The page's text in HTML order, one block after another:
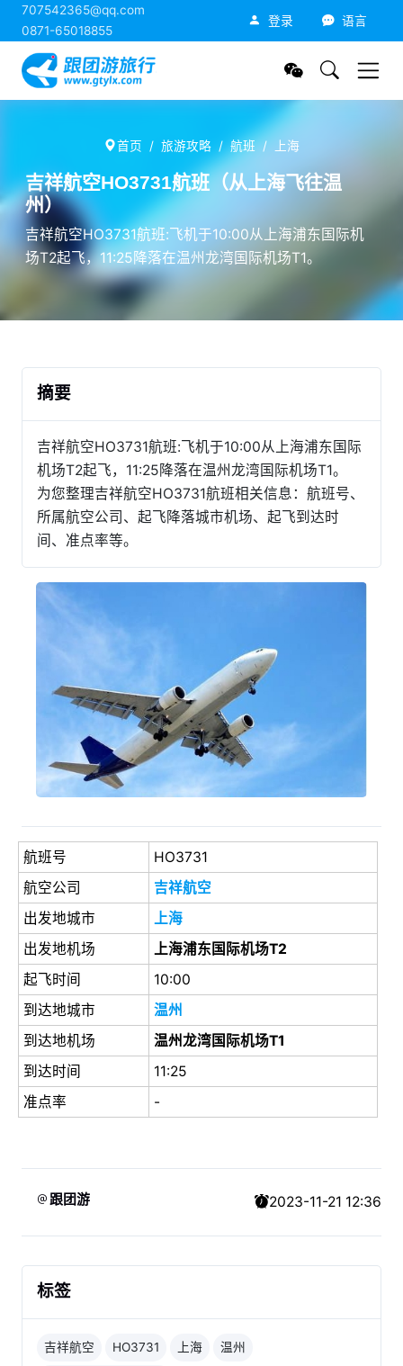
707542365@qq.com
0871-65018855
登录 语言
首页 旅游攻略 航班 上海
吉祥航空HO3731航班（从上海飞往温
州）
吉祥航空HO3731航班:飞机于10:00从上海浦东国际机
场T2起飞，11:25降落在温州龙湾国际机场T1。
摘要
吉祥航空HO3731航班:飞机于10:00从上海浦东国际
机场T2起飞，11:25降落在温州龙湾国际机场T1。
为您整理吉祥航空HO3731航班相关信息：航班号、
所属航空公司、起飞降落城市机场、起飞到达时
间、准点率等。
航班号
HO3731
航空公司
吉祥航空
出发地城市
上海
出发地机场
上海浦东国际机场T2
起飞时间
10:00
到达地城市
温州
到达地机场
温州龙湾国际机场T1
到达时间
11:25
准点率
-
跟团游 2023-11-21 12:36
标签
吉祥航空 HO3731 上海 温州